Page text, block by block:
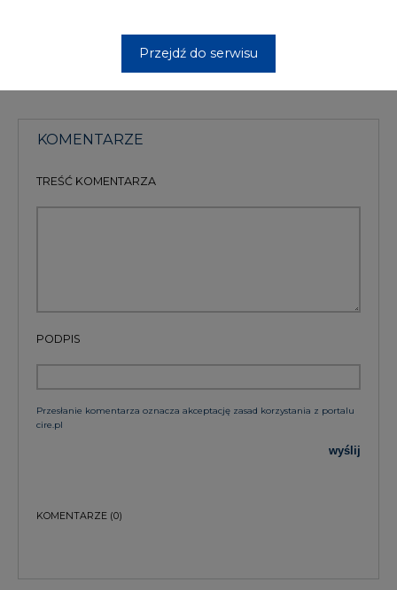
Przejdź do serwisu
szkoleń treningowych LLM.
KOMENTARZE
TREŚĆ KOMENTARZA
PODPIS
Przesłanie komentarza oznacza akceptację zasad korzystania z portalu
cire.pl
wyślij
KOMENTARZE (0)